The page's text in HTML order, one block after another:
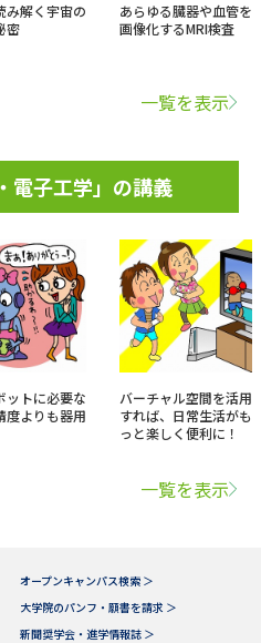
み解く宇宙の
密
あらゆる臓器や血管を
画像化するMRI検査
一覧を表示
電子工学」の講義
ットに必要な
度よりも器用
バーチャル空間を活用
すれば、日常生活がも
っと楽しく便利に！
一覧を表示
オープンキャンパス検索 ＞
大学院のパンフ・願書を請求 ＞
新聞奨学会・進学情報誌 ＞